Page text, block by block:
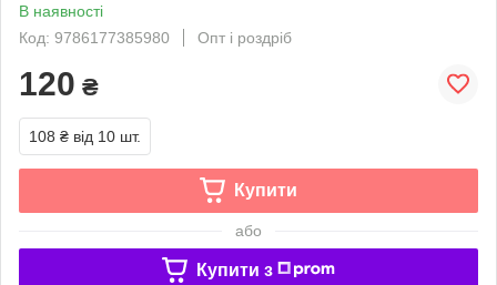
В наявності
Код: 9786177385980
Опт і роздріб
120 ₴
108 ₴ від 10 шт.
Купити
або
Купити з